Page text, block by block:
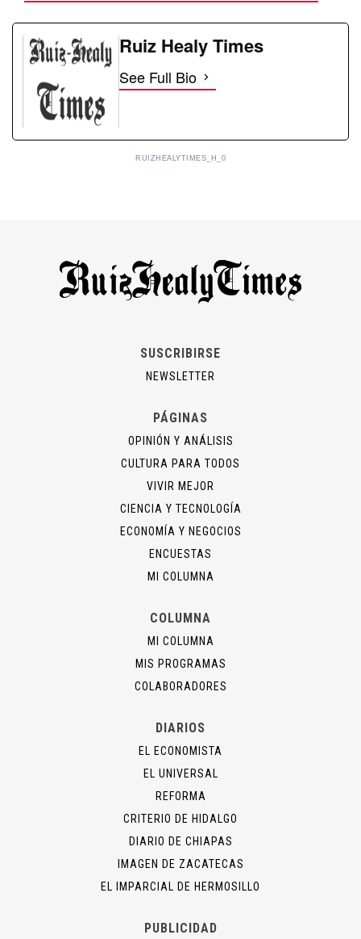
Ruiz Healy Times
See Full Bio
RUIZHEALYTIMES_H_0
SUSCRIBIRSE
NEWSLETTER
PÁGINAS
OPINIÓN Y ANÁLISIS
CULTURA PARA TODOS
VIVIR MEJOR
CIENCIA Y TECNOLOGÍA
ECONOMÍA Y NEGOCIOS
ENCUESTAS
MI COLUMNA
COLUMNA
MI COLUMNA
MIS PROGRAMAS
COLABORADORES
DIARIOS
EL ECONOMISTA
EL UNIVERSAL
REFORMA
CRITERIO DE HIDALGO
DIARIO DE CHIAPAS
IMAGEN DE ZACATECAS
EL IMPARCIAL DE HERMOSILLO
PUBLICIDAD